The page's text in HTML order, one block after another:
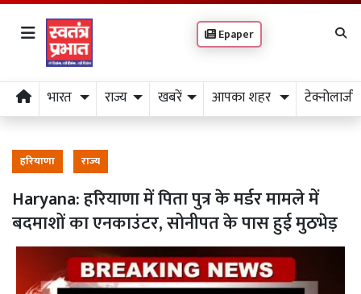
Epaper
भारत राज्य खबरें आपका शहर टेक्नोलाजी
हरियाणा राज्य
Haryana: हरियाणा में पिता पुत्र के मर्डर मामले में
बदमाशों का एनकाउंटर, सोनीपत के पास हुई मुठभेड़